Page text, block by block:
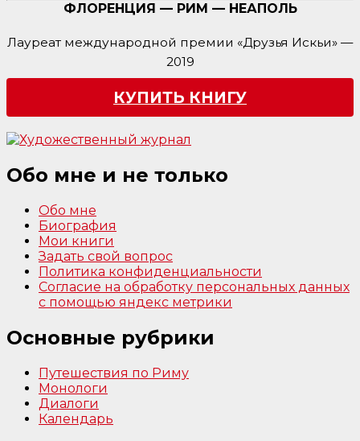
ФЛОРЕНЦИЯ — РИМ — НЕАПОЛЬ
Лауреат международной премии «Друзья Искьи» —
2019
КУПИТЬ КНИГУ
Обо мне и не только
Обо мне
Биография
Мои книги
Задать свой вопрос
Политика конфиденциальности
Согласие на обработку персональных данных
с помощью яндекс метрики
Основные рубрики
Путешествия по Риму
Монологи
Диалоги
Календарь